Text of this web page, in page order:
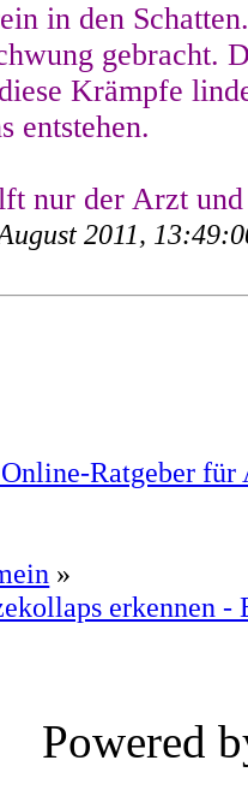
in den
gebracht.
Krämpfe
entstehen.
nur der Arzt
2011,
Ratgeber für
»
erkennen -
Powered